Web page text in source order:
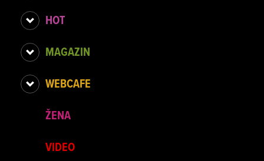
HOT
MAGAZIN
WEBCAFE
ŽENA
VIDEO